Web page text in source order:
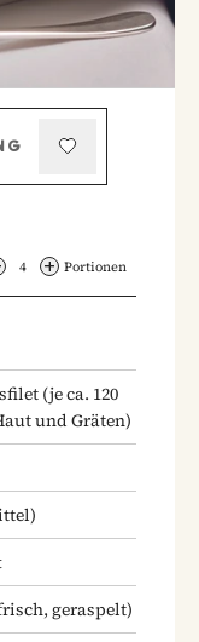
4 Portionen
(je ca. 120
und Gräten)
geraspelt)